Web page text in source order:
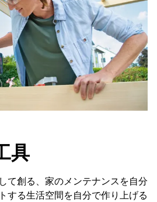
具
て創る、家のメンテナンスを自分
する生活空間を自分で作り上げる